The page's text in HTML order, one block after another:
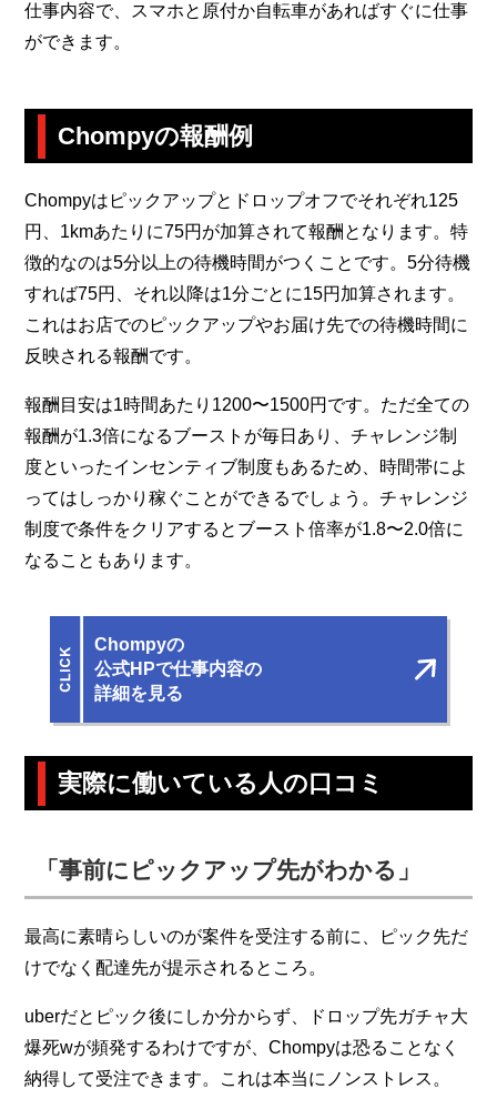
仕事内容で、スマホと原付か自転車があればすぐに仕事
ができます。
Chompyの報酬例
Chompyはピックアップとドロップオフでそれぞれ125
円、1kmあたりに75円が加算されて報酬となります。特
徴的なのは5分以上の待機時間がつくことです。5分待機
すれば75円、それ以降は1分ごとに15円加算されます。
これはお店でのピックアップやお届け先での待機時間に
反映される報酬です。
報酬目安は1時間あたり1200〜1500円です。ただ全ての
報酬が1.3倍になるブーストが毎日あり、チャレンジ制
度といったインセンティブ制度もあるため、時間帯によ
ってはしっかり稼ぐことができるでしょう。チャレンジ
制度で条件をクリアするとブースト倍率が1.8〜2.0倍に
なることもあります。
Chompyの
公式HPで仕事内容の
詳細を見る
実際に働いている人の口コミ
「事前にピックアップ先がわかる」
最高に素晴らしいのが案件を受注する前に、ピック先だ
けでなく配達先が提示されるところ。
uberだとピック後にしか分からず、ドロップ先ガチャ大
爆死wが頻発するわけですが、Chompyは恐ることなく
納得して受注できます。これは本当にノンストレス。